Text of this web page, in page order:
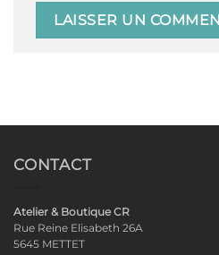
CONTACT
Atelier & Boutique CR
Rue Reine Elisabeth 26A
5645 METTET